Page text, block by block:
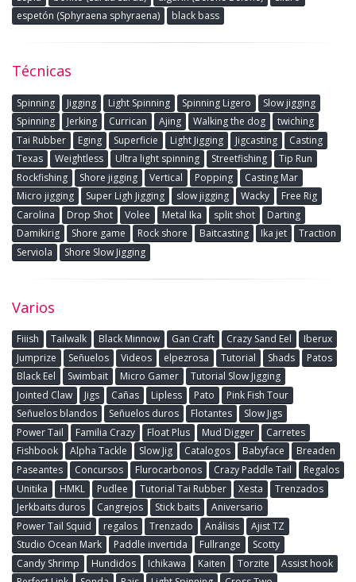
espetón (Sphyraena sphyraena)
black bass
Técnicas
Spinning Jigging Light Spinning Spinning Ligero
Slow jigging
Spinning
Jerking Currican Ajing Walking the dog
twiching
Tai Rubber
Eging Superficie Light Jigging Jigcasting
Casting
Texas
Weightless Ultra light spinning Streetfishing
Tip Run
Rockfishing
Shore jigging Vertical Popping
Casting Mar
Micro jigging
Super Ligh Jigging slow jigging Wacky
Free Rig
Carolina
Drop Shot Volee Metal Ika split shot
Darting
Damikirig
Shore game Rock shore Baitcasting Ika jet
Traction
Serviola
Shore Slow Jigging
Varios
Fiiish Tailwalk Black Minnow Gan Craft Crazy Sand Eel
Iberux
Jumprize
Señuelos Videos elpezrosa Tutorial Shads
Patos
Black Eel
Swimbait Micro Gamer
Tutorial Slow Jigging
Jointed Claw
Jigs Cañas Lipless Pato
Pink Fish Tour
Señuelos blandos
Señuelos duros Flotantes
Slow Jigs
Power Tail
Familia Crazy Float Plus Mud Digger
Carretes
Fishbook
Alpha Tackle Slow Jig Catalogos Babyface
Breaden
Paseantes
Concursos Flurocarbonos Crazy Paddle Tail
Regalos
Unitika
HMKL Pudlee Tutorial Tai Rubber Xesta
Trenzados
Jerkbaits duros
Cangrejos Stick baits
Aniversario
Power Tail Squid
regalos Trenzado Análisis
Ajist TZ
Studio Ocean Mark
Paddle invertida Fullrange
Scotty
Candy Shrimp
Hundidos Ichikawa Kaiten Torzite
Assist hook